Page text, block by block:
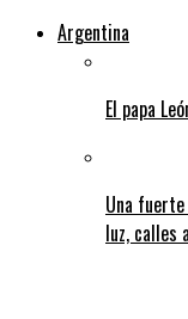
Argentina
El papa
Una
luz, calles